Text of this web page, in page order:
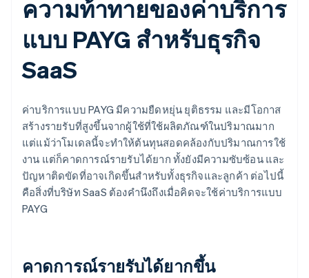
ความท้าทายของค่าบริการ
แบบ PAYG สำหรับธุรกิจ
SaaS
ค่าบริการแบบ PAYG มีความยืดหยุ่น ยุติธรรม และมีโอกาส
สร้างรายรับที่สูงขึ้นจากผู้ใช้ที่ใช้ผลิตภัณฑ์ในปริมาณมาก
แต่แม้ว่าโมเดลนี้จะทำให้ต้นทุนสอดคล้องกับปริมาณการใช้
งาน แต่ก็คาดการณ์รายรับได้ยาก ทั้งยังมีความซับซ้อน และ
ปัญหาติดขัดที่อาจเกิดขึ้นสําหรับทั้งธุรกิจและลูกค้า ต่อไปนี้
คือสิ่งที่บริษัท SaaS ต้องคํานึงถึงเมื่อคิดจะใช้ค่าบริการแบบ
PAYG
คาดการณ์รายรับได้ยากขึ้น